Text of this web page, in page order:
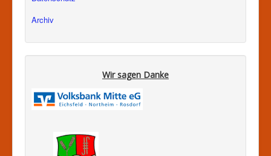
Archiv
Wir sagen Danke